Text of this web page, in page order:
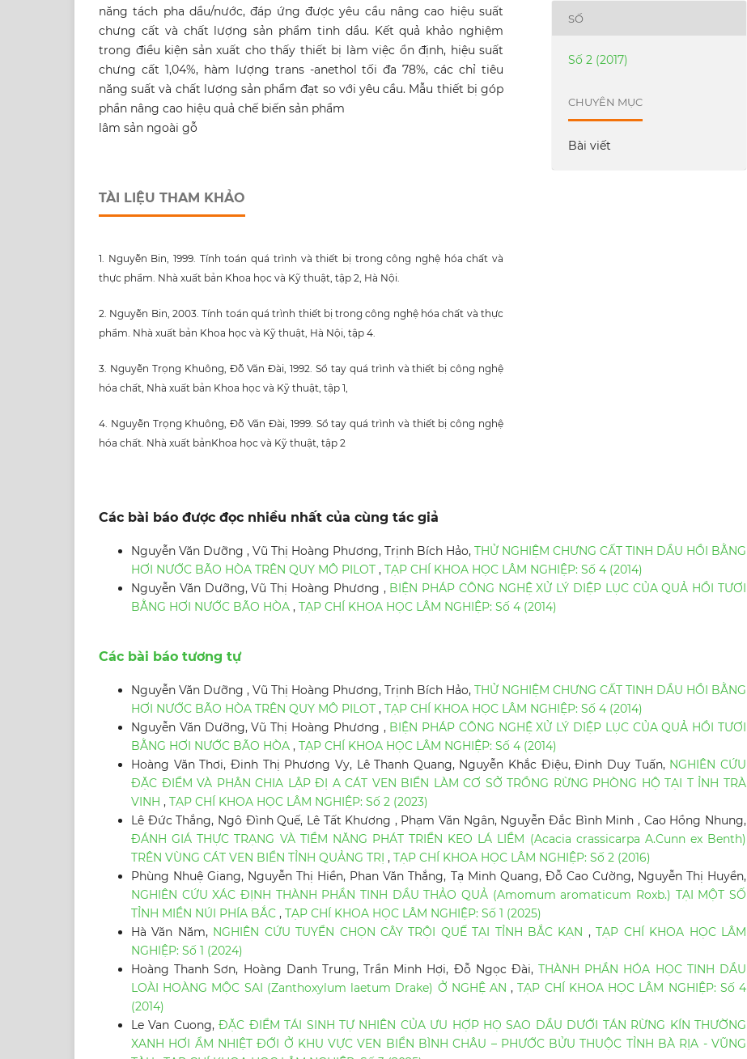
năng tách pha dầu/nước, đáp ứng được yêu cầu nâng cao hiệu suất
chưng cất và chất lượng sản phẩm tinh dầu. Kết quả khảo nghiệm
trong điều kiện sản xuất cho thấy thiết bị làm việc ổn định, hiệu suất
chưng cất 1,04%, hàm lượng trans -anethol tối đa 78%, các chỉ tiêu
năng suất và chất lượng sản phẩm đạt so với yêu cầu. Mẫu thiết bị góp
phần nâng cao hiệu quả chế biến sản phẩm
lâm sản ngoài gỗ
TÀI LIỆU THAM KHẢO
1. Nguyễn Bin, 1999. Tính toán quá trình và thiết bị trong công nghệ hóa chất và
thực phẩm. Nhà xuất bản Khoa học và Kỹ thuật, tập 2, Hà Nội.
2. Nguyễn Bin, 2003. Tính toán quá trình thiết bị trong công nghệ hóa chất và thực
phẩm. Nhà xuất bản Khoa học và Kỹ thuật, Hà Nội, tập 4.
3. Nguyễn Trọng Khuông, Đỗ Văn Đài, 1992. Sổ tay quá trình và thiết bị công nghệ
hóa chất, Nhà xuất bản Khoa học và Kỹ thuật, tập 1,
4. Nguyễn Trọng Khuông, Đỗ Văn Đài, 1999. Sổ tay quá trình và thiết bị công nghệ
hóa chất. Nhà xuất bảnKhoa học và Kỹ thuật, tập 2
SỐ
Số 2 (2017)
CHUYÊN MỤC
Bài viết
Các bài báo được đọc nhiều nhất của cùng tác giả
Nguyễn Văn Dưỡng , Vũ Thị Hoàng Phương, Trịnh Bích Hảo, THỬ NGHIỆM CHƯNG CẤT TINH DẦU HỒI BẰNG
HƠI NƯỚC BÃO HÒA TRÊN QUY MÔ PILOT , TẠP CHÍ KHOA HỌC LÂM NGHIỆP: Số 4 (2014)
Nguyễn Văn Dưỡng, Vũ Thị Hoàng Phương , BIỆN PHÁP CÔNG NGHỆ XỬ LÝ DIỆP LỤC CỦA QUẢ HỒI TƯƠI
BẰNG HƠI NƯỚC BÃO HÒA , TẠP CHÍ KHOA HỌC LÂM NGHIỆP: Số 4 (2014)
Các bài báo tương tự
Nguyễn Văn Dưỡng , Vũ Thị Hoàng Phương, Trịnh Bích Hảo, THỬ NGHIỆM CHƯNG CẤT TINH DẦU HỒI BẰNG
HƠI NƯỚC BÃO HÒA TRÊN QUY MÔ PILOT , TẠP CHÍ KHOA HỌC LÂM NGHIỆP: Số 4 (2014)
Nguyễn Văn Dưỡng, Vũ Thị Hoàng Phương , BIỆN PHÁP CÔNG NGHỆ XỬ LÝ DIỆP LỤC CỦA QUẢ HỒI TƯƠI
BẰNG HƠI NƯỚC BÃO HÒA , TẠP CHÍ KHOA HỌC LÂM NGHIỆP: Số 4 (2014)
Hoàng Văn Thơi, Đinh Thị Phương Vy, Lê Thanh Quang, Nguyễn Khắc Điệu, Đinh Duy Tuấn, NGHIÊN CỨU
ĐẶC ĐIỂM VÀ PHÂN CHIA LẬP ĐỊ A CÁT VEN BIỂN LÀM CƠ SỞ TRỒNG RỪNG PHÒNG HỘ TẠI T ỈNH TRÀ
VINH , TẠP CHÍ KHOA HỌC LÂM NGHIỆP: Số 2 (2023)
Lê Đức Thắng, Ngô Đình Quế, Lê Tất Khương , Phạm Văn Ngân, Nguyễn Đắc Bình Minh , Cao Hồng Nhung,
ĐÁNH GIÁ THỰC TRẠNG VÀ TIỀM NĂNG PHÁT TRIỂN KEO LÁ LIỀM (Acacia crassicarpa A.Cunn ex Benth)
TRÊN VÙNG CÁT VEN BIỂN TỈNH QUẢNG TRỊ , TẠP CHÍ KHOA HỌC LÂM NGHIỆP: Số 2 (2016)
Phùng Nhuệ Giang, Nguyễn Thị Hiền, Phan Văn Thắng, Tạ Minh Quang, Đỗ Cao Cường, Nguyễn Thị Huyền,
NGHIÊN CỨU XÁC ĐỊNH THÀNH PHẦN TINH DẦU THẢO QUẢ (Amomum aromaticum Roxb.) TẠI MỘT SỐ
TỈNH MIỀN NÚI PHÍA BẮC , TẠP CHÍ KHOA HỌC LÂM NGHIỆP: Số 1 (2025)
Hà Văn Năm, NGHIÊN CỨU TUYỂN CHỌN CÂY TRỘI QUẾ TẠI TỈNH BẮC KẠN ,TẠP CHÍ KHOA HỌC LÂM
NGHIỆP: Số 1 (2024)
Hoàng Thanh Sơn, Hoàng Danh Trung, Trần Minh Hợi, Đỗ Ngọc Đài,THÀNH PHẦN HÓA HỌC TINH DẦU
LOÀI HOÀNG MỘC SAI (Zanthoxylum laetum Drake) Ở NGHỆ AN,TẠP CHÍ KHOA HỌC LÂM NGHIỆP: Số 4
(2014)
Le Van Cuong,ĐẶC ĐIỂM TÁI SINH TỰ NHIÊN CỦA ƯU HỢP HỌ SAO DẦU DƯỚI TÁN RỪNG KÍN THƯỜNG
XANH HƠI ẨM NHIỆT ĐỚI Ở KHU VỰC VEN BIỂN BÌNH CHÂU – PHƯỚC BỬU THUỘC TỈNH BÀ RỊA - VŨNG